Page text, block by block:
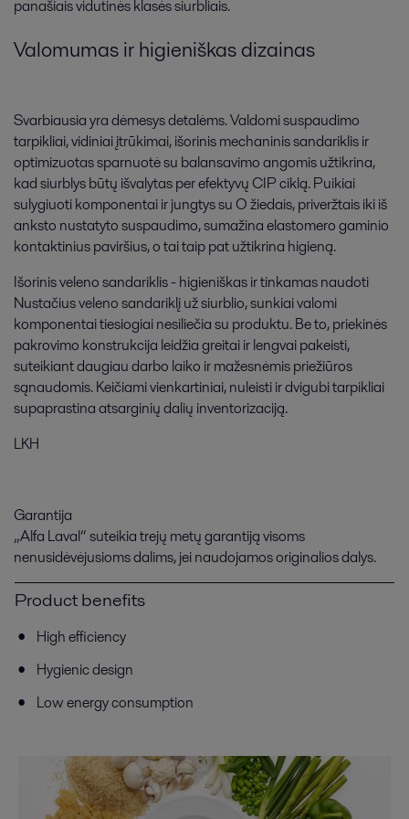
panašiais vidutinės klasės siurbliais.
Valomumas ir higieniškas dizainas
Svarbiausia yra dėmesys detalėms. Valdomi suspaudimo
tarpikliai, vidiniai įtrūkimai, išorinis mechaninis sandariklis ir
optimizuotas sparnuotė su balansavimo angomis užtikrina,
kad siurblys būtų išvalytas per efektyvų CIP ciklą. Puikiai
sulygiuoti komponentai ir jungtys su O žiedais, priveržtais iki iš
anksto nustatyto suspaudimo, sumažina elastomero gaminio
kontaktinius paviršius, o tai taip pat užtikrina higieną.
Išorinis veleno sandariklis - higieniškas ir tinkamas naudoti
Nustačius veleno sandariklį už siurblio, sunkiai valomi
komponentai tiesiogiai nesiliečia su produktu. Be to, priekinės
pakrovimo konstrukcija leidžia greitai ir lengvai pakeisti,
suteikiant daugiau darbo laiko ir mažesnėmis priežiūros
sąnaudomis. Keičiami vienkartiniai, nuleisti ir dvigubi tarpikliai
supaprastina atsarginių dalių inventorizaciją.
LKH
Garantija
„Alfa Laval“ suteikia trejų metų garantiją visoms
nenusidėvėjusioms dalims, jei naudojamos originalios dalys.
Product benefits
High efficiency
Hygienic design
Low energy consumption